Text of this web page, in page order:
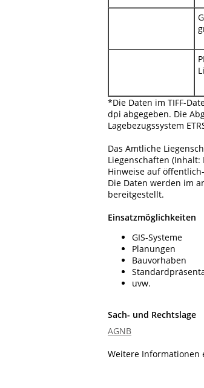
*Die Daten im TIFF-
dpi abgegeben. Die
Lagebezugssystem
Das Amtliche
Liegenschaften
Hinweise auf
Die Daten werden im
bereitgestellt.
Einsatzmöglichkeiten
GIS-Systeme
Planungen
Bauvorhaben
uvw.
Sach- und Rechtslage
AGNB
Weitere Informationen